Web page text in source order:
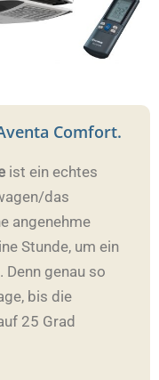
Comfort.
ist ein echtes
das
angenehme
Stunde, um ein
Denn genau so
bis die
25 Grad